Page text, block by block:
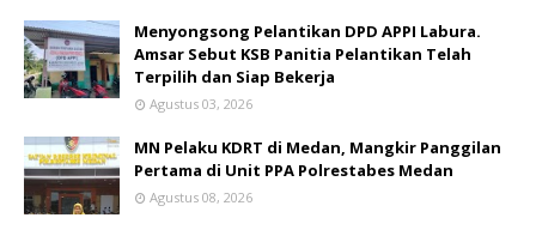
Menyongsong Pelantikan DPD APPI Labura.
Amsar Sebut KSB Panitia Pelantikan Telah
Terpilih dan Siap Bekerja
Agustus 03, 2026
MN Pelaku KDRT di Medan, Mangkir Panggilan
Pertama di Unit PPA Polrestabes Medan
Agustus 08, 2026